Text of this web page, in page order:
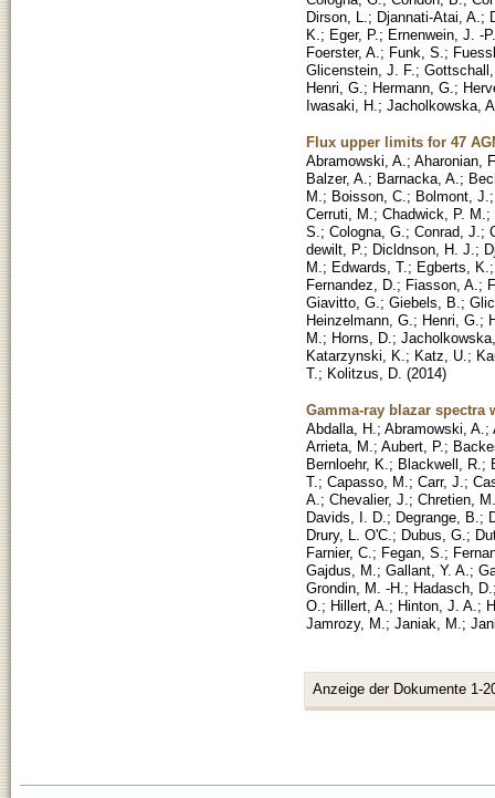
Dirson, L. ; Djannati-Atai, A. ;
K. ; Eger, P. ; Ernenwein, J. -P.
Foerster, A. ; Funk, S. ;
Glicenstein, J. F. ;
Henri, G. ; Hermann, G. ;
Iwasaki, H. ; Jacholkowska,
Flux upper limits for 47
Abramowski, A. ; Aharonian,
Balzer, A. ; Barnacka, A. ;
M. ; Boisson, C. ; Bolmont, J.
Cerruti, M. ; Chadwick, P. M. ;
S. ; Cologna, G. ; Conrad, J. ;
dewilt, P. ; Dicldnson, H. J. ;
M. ; Edwards, T. ; Egberts, K.
Fernandez, D. ; Fiasson, A. ;
Giavitto, G. ; Giebels, B. ;
Heinzelmann, G. ; Henri, G. ;
M. ; Horns, D. ;
Katarzynski, K. ; Katz, U. ;
T. ; Kolitzus, D. (2014)
Gamma-ray blazar spectra
Abdalla, H. ; Abramowski, A. ;
Arrieta, M. ; Aubert, P. ;
Bernloehr, K. ; Blackwell, R. ;
T. ; Capasso, M. ; Carr, J. ;
A. ; Chevalier, J. ; Chretien, M.
Davids, I. D. ; Degrange, B. ;
Drury, L. O'C. ; Dubus, G. ;
Farnier, C. ; Fegan, S. ;
Gajdus, M. ; Gallant, Y. A. ;
Grondin, M. -H. ; Hadasch, D.
O. ; Hillert, A. ; Hinton, J. A. ;
Jamrozy, M. ; Janiak, M. ;
Anzeige der Dokumente 1-